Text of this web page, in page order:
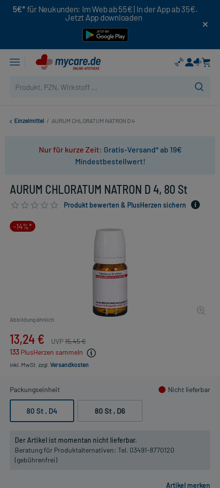
5€* für Neukunden: Im Web ab 55€ | In der App ab 35€.
Jetzt App downloaden
Einzelmittel / AURUM CHLORATUM NATRON D 4
Nur für kurze Zeit: Gratis-Versand* ab 19€
Mindestbestellwert!
AURUM CHLORATUM NATRON D 4, 80 St
Produkt bewerten & PlusHerzen sichern
-14%*
Abbildung ähnlich
13,24 € UVP15,45 €
133 PlusHerzen sammeln
inkl. MwSt. zzgl. Versandkosten
Packungseinheit Nicht lieferbar
80 St , D4 80 St , D6
Der Artikel ist momentan nicht lieferbar.
Beratung für Produktalternativen: Tel. 03491-8770120
(gebührenfrei)